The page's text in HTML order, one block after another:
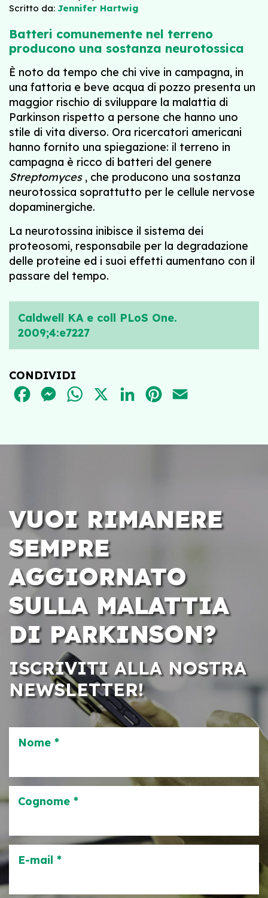
Scritto da: Jennifer Hartwig
Batteri comunemente nel terreno
producono una sostanza neurotossica
È noto da tempo che chi vive in campagna, in
una fattoria e beve acqua di pozzo presenta un
maggior rischio di sviluppare la malattia di
Parkinson rispetto a persone che hanno uno
stile di vita diverso. Ora ricercatori americani
hanno fornito una spiegazione: il terreno in
campagna è ricco di batteri del genere
Streptomyces, che producono una sostanza
neurotossica soprattutto per le cellule nervose
dopaminergiche.
La neurotossina inibisce il sistema dei
proteosomi, responsabile per la degradazione
delle proteine ed i suoi effetti aumentano con il
passare del tempo.
Caldwell KA e coll PLoS One.
2009;4:e7227
CONDIVIDI
FACEBOOKMESSENGER
WHATSAPPLINKEDINPINTEREST
VUOI RIMANERE
SEMPRE
AGGIORNATO
SULLA MALATTIA
DI PARKINSON?
ISCRIVITI ALLA NOSTRA
NEWSLETTER!
Nome *
Cognome *
E-mail *